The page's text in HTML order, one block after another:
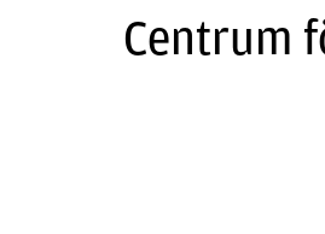
Centrum